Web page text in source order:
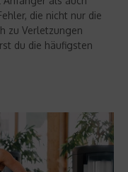
die nicht nur die
zu Verletzungen
du die häufigsten